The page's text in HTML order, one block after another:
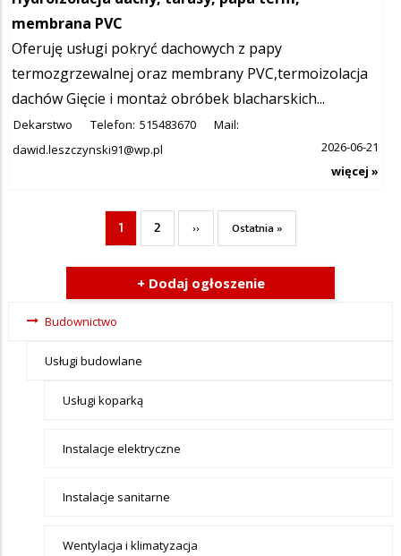
membrana PVC
Oferuję usługi pokryć dachowych z papy
termozgrzewalnej oraz membrany PVC,termoizolacja
dachów Gięcie i montaż obróbek blacharskich...
Dekarstwo Telefon: 515483670
Mail:
dawid.leszczynski91@wp.pl
2026-06-21
więcej »
StronicowanieBieżąca
strona
1 Page
2
Następna
strona
››
Ostatnia
strona
Ostatnia »
+ Dodaj ogłoszenie
Ogłoszenia -
Budownictwo
Budownictwo
Usługi budowlane
Usługi koparką
Instalacje elektryczne
Instalacje sanitarne
Wentylacja i klimatyzacja